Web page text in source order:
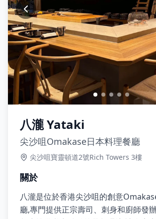
八瀧 Yataki
尖沙咀Omakase日本料理餐廳
尖沙咀寶靈頓道2號Rich Towers 3樓
關於
八瀧是位於香港尖沙咀的創意
廳,專門提供正宗壽司、刺身和廚師發辦